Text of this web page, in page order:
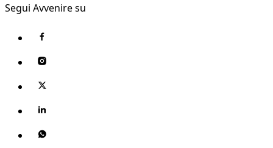
Segui Avvenire su